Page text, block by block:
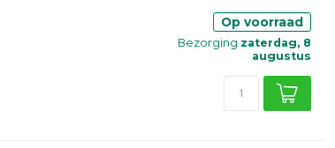
Op voorraad
Bezorging zaterdag, 8
augustus